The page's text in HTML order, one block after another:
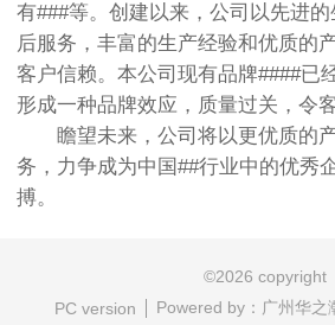
有###等。创建以来，公司以先进
后服务，丰富的生产经验和优质的
客户信赖。本公司现有品牌####已
形成一种品牌效应，质量过关，令
瞻望未来，公司将以更优质的产
务，力争成为中国##行业中的优秀
搏。
©2026 copyright
PC version
Powered by： 广州华之